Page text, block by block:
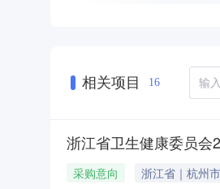
相关项目 16
浙江省卫生健康委员会
采购意向 浙江省｜杭州